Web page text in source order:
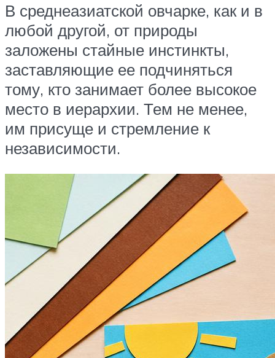
В среднеазиатской овчарке, как и в
любой другой, от природы
заложены стайные инстинкты,
заставляющие ее подчиняться
тому, кто занимает более высокое
место в иерархии. Тем не менее,
им присуще и стремление к
независимости.